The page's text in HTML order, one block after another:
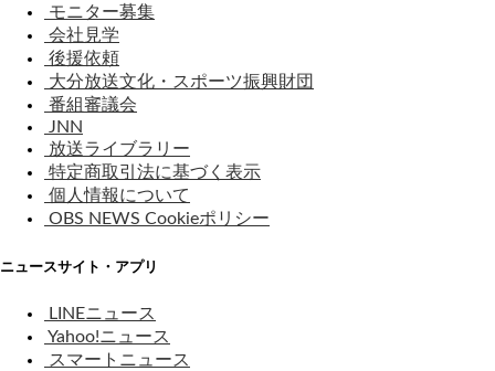
モニター募集
会社見学
後援依頼
大分放送文化・スポーツ振興財団
番組審議会
JNN
放送ライブラリー
特定商取引法に基づく表示
個人情報について
OBS NEWS Cookieポリシー
ニュースサイト・アプリ
LINEニュース
Yahoo!ニュース
スマートニュース